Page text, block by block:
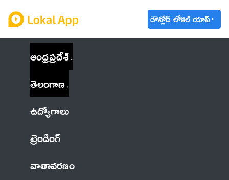
డౌన్లోడ్ లోకల్ యాప్
ఆంధ్రప్రదేశ్
తెలంగాణ
ఉద్యోగాలు
ట్రెండింగ్
వాతావరణం